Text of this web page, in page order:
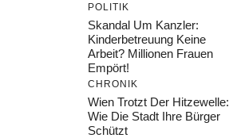
POLITIK
Skandal Um Kanzler:
Kinderbetreuung Keine
Arbeit? Millionen Frauen
Empört!
CHRONIK
Wien Trotzt Der Hitzewelle:
Wie Die Stadt Ihre Bürger
Schützt